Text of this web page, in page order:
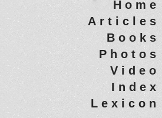
Home
Articles
Books
Photos
Video
Index
Lexicon